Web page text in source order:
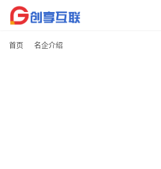
首页 名企介绍